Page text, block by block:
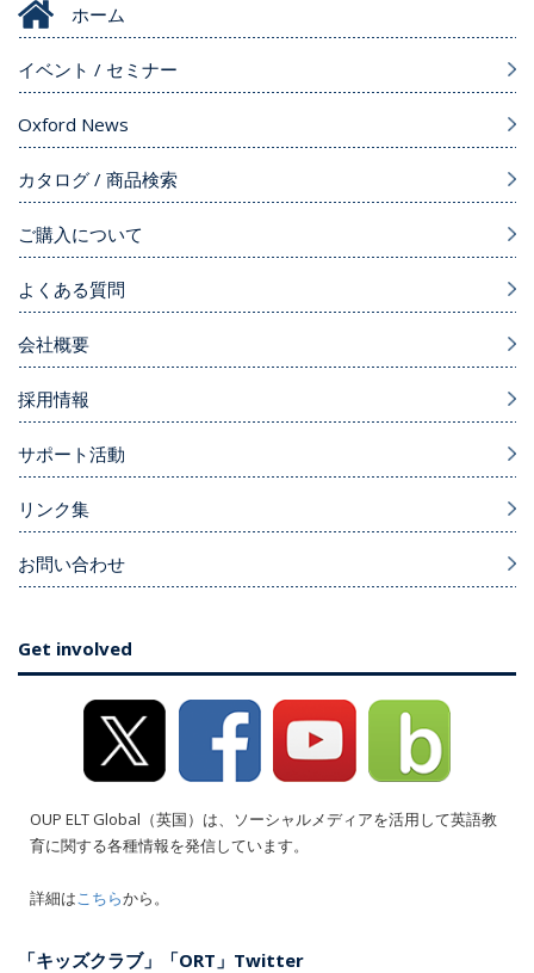
ホーム
イベント / セミナー
Oxford News
カタログ / 商品検索
ご購入について
よくある質問
会社概要
採用情報
サポート活動
リンク集
お問い合わせ
Get involved
OUP ELT Global（英国）は、ソーシャルメディアを活用して英語教
育に関する各種情報を発信しています。
詳細はこちらから。
「キッズクラブ」「ORT」Twitter